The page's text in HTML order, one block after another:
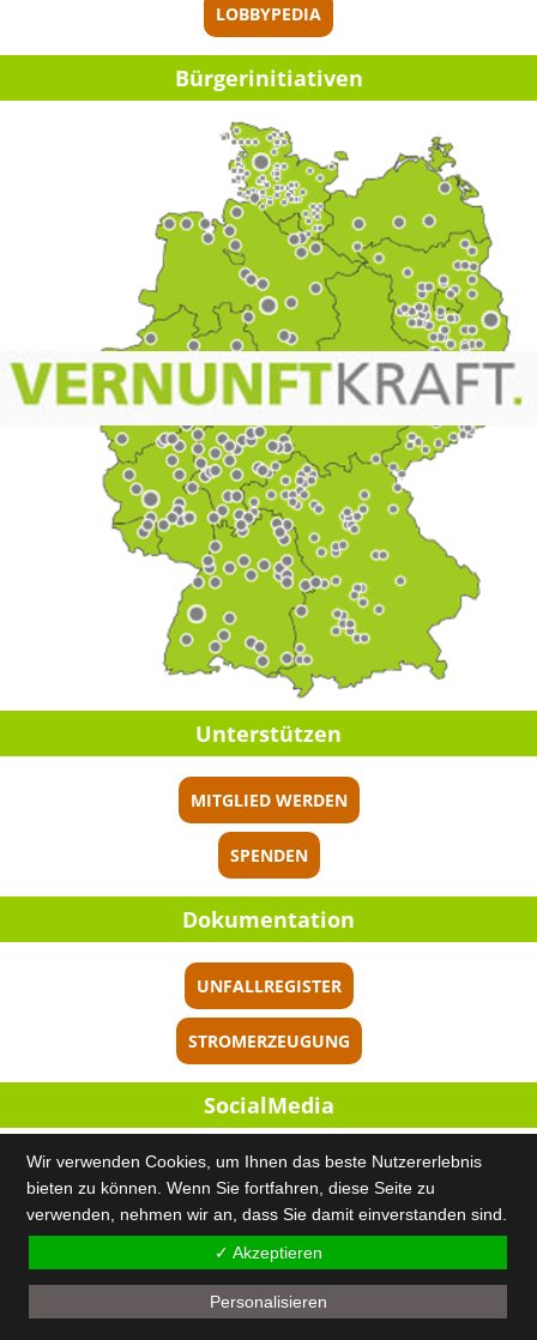
LOBBYPEDIA
Bürgerinitiativen
Unterstützen
MITGLIED WERDEN
SPENDEN
Dokumentation
UNFALLREGISTER
STROMERZEUGUNG
SocialMedia
© 2026 / Vernunftkraft e.V.
RSS-Feed | Kontakt | Datenschutz | Impressum
Wir verwenden Cookies, um Ihnen das beste Nutzererlebnis
bieten zu können. Wenn Sie fortfahren, diese Seite zu
verwenden, nehmen wir an, dass Sie damit einverstanden sind.
✓ Akzeptieren
Personalisieren